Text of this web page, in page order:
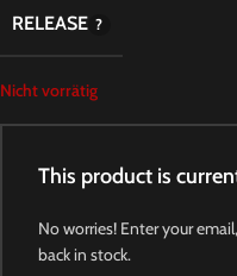
RELEASE
Nicht vorrätig
This product is
No worries! Enter your
back in stock.